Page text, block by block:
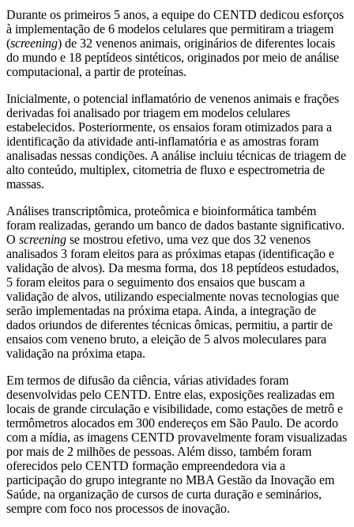
Durante os primeiros 5 anos, a equipe do CENTD dedicou esforços
à implementação de 6 modelos celulares que permitiram a triagem
(screening) de 32 venenos animais, originários de diferentes locais
do mundo e 18 peptídeos sintéticos, originados por meio de análise
computacional, a partir de proteínas.
Inicialmente, o potencial inflamatório de venenos animais e frações
derivadas foi analisado por triagem em modelos celulares
estabelecidos. Posteriormente, os ensaios foram otimizados para a
identificação da atividade anti-inflamatória e as amostras foram
analisadas nessas condições. A análise incluiu técnicas de triagem de
alto conteúdo, multiplex, citometria de fluxo e espectrometria de
massas.
Análises transcriptômica, proteômica e bioinformática também
foram realizadas, gerando um banco de dados bastante significativo.
O screening se mostrou efetivo, uma vez que dos 32 venenos
analisados 3 foram eleitos para as próximas etapas (identificação e
validação de alvos). Da mesma forma, dos 18 peptídeos estudados,
5 foram eleitos para o seguimento dos ensaios que buscam a
validação de alvos, utilizando especialmente novas tecnologias que
serão implementadas na próxima etapa. Ainda, a integração de
dados oriundos de diferentes técnicas ômicas, permitiu, a partir de
ensaios com veneno bruto, a eleição de 5 alvos moleculares para
validação na próxima etapa.
Em termos de difusão da ciência, várias atividades foram
desenvolvidas pelo CENTD. Entre elas, exposições realizadas em
locais de grande circulação e visibilidade, como estações de metrô e
termômetros alocados em 300 endereços em São Paulo. De acordo
com a mídia, as imagens CENTD provavelmente foram visualizadas
por mais de 2 milhões de pessoas. Além disso, também foram
oferecidos pelo CENTD formação empreendedora via a
participação do grupo integrante no MBA Gestão da Inovação em
Saúde, na organização de cursos de curta duração e seminários,
sempre com foco nos processos de inovação.